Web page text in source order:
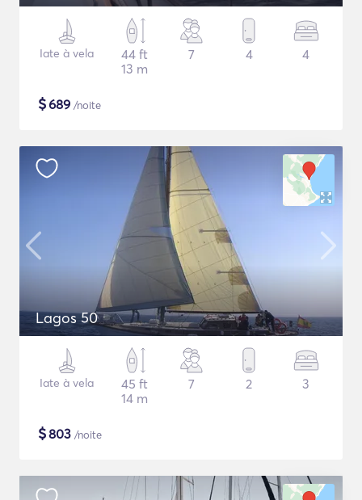
Iate à vela
44 ft
13 m
7 4 4
$689 /noite
Lagos 50
Iate à vela
45 ft
14 m
7 2 3
$803 /noite